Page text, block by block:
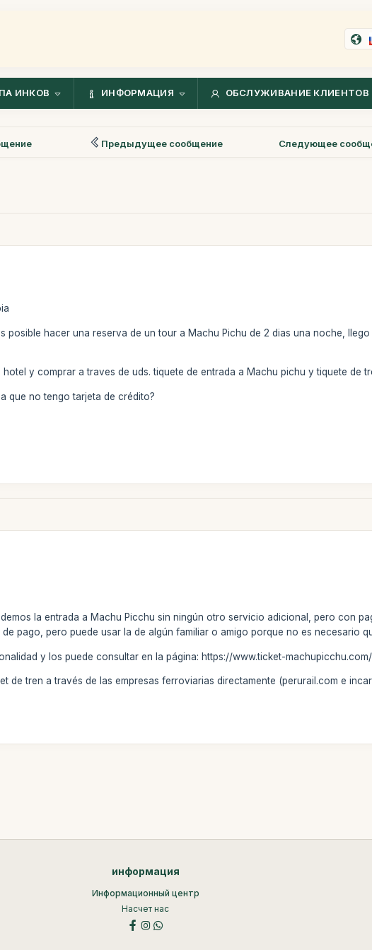
ИНКОВ ИНФОРМАЦИЯ ОБСЛУЖИВАНИЕ КЛИЕНТОВ
Предыдущее сообщение Следующее
posible hacer una reserva de un tour a Machu Pichu de 2 dias una noche,
y comprar a traves de uds. tiquete de entrada a Machu pichu y tiquete de
que no tengo tarjeta de crédito?
la entrada a Machu Picchu sin ningún otro servicio adicional, pero con
pago, pero puede usar la de algún familiar o amigo porque no es necesario
y los puede consultar en la página: https://www.ticket-
de tren a través de las empresas ferroviarias directamente (perurail.com e
информация
Информационный центр
Насчет нас